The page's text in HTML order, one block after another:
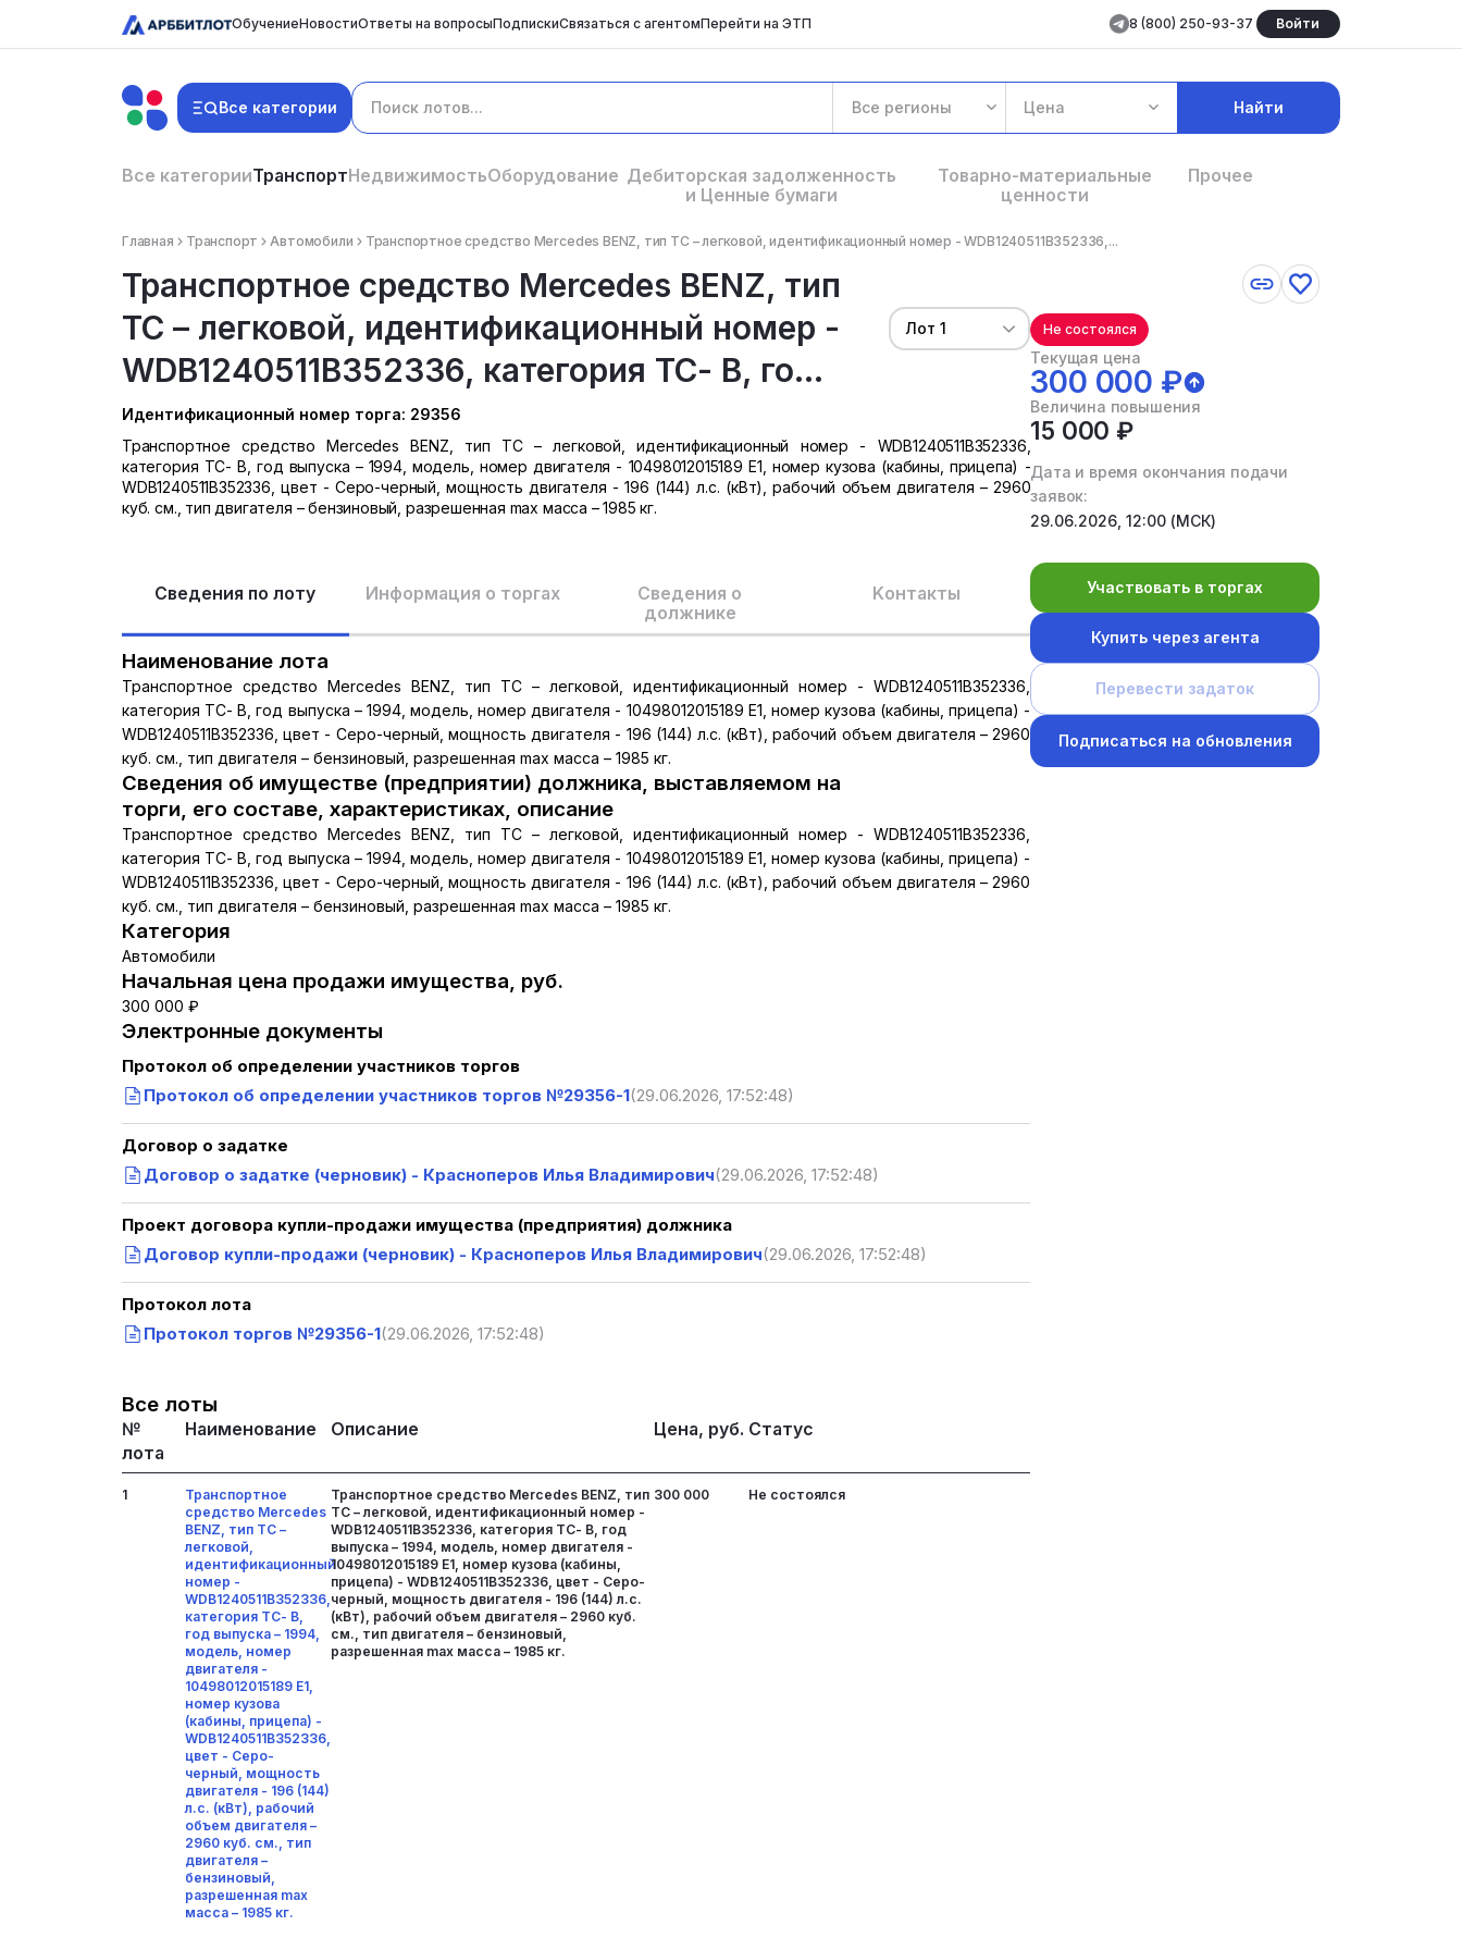
ОбучениеНовостиОтветы на вопросыПодпискиСвязаться с агентомПерейти на ЭТП 8 (800) 250-93-37 Войти
Все категории Все регионы Цена Найти
Все категорииТранспортНедвижимостьОборудование Дебиторская задолженность
и Ценные бумаги
Товарно-материальные
ценности
Прочее
Главная Транспорт Автомобили Транспортное средство Mercedes BENZ, тип ТС – легковой, идентификационный номер - WDB1240511B352336,...
Транспортное средство Mercedes BENZ, тип
ТС – легковой, идентификационный номер -
WDB1240511B352336, категория ТС- В, го...
Лот 1
Идентификационный номер торга: 29356
Транспортное средство Mercedes BENZ, тип ТС – легковой, идентификационный номер - WDB1240511B352336,
категория ТС- В, год выпуска – 1994, модель, номер двигателя - 10498012015189 Е1, номер кузова (кабины, прицепа) -
WDB1240511B352336, цвет - Серо-черный, мощность двигателя - 196 (144) л.с. (кВт), рабочий объем двигателя – 2960
куб. см., тип двигателя – бензиновый, разрешенная max масса – 1985 кг.
Сведения по лоту Информация о торгах
Сведения о
должнике
Kонтакты
Наименование лота
Транспортное средство Mercedes BENZ, тип ТС – легковой, идентификационный номер - WDB1240511B352336,
категория ТС- В, год выпуска – 1994, модель, номер двигателя - 10498012015189 Е1, номер кузова (кабины, прицепа) -
WDB1240511B352336, цвет - Серо-черный, мощность двигателя - 196 (144) л.с. (кВт), рабочий объем двигателя – 2960
куб. см., тип двигателя – бензиновый, разрешенная max масса – 1985 кг.
Сведения об имуществе (предприятии) должника, выставляемом на
торги, его составе, характеристиках, описание
Транспортное средство Mercedes BENZ, тип ТС – легковой, идентификационный номер - WDB1240511B352336,
категория ТС- В, год выпуска – 1994, модель, номер двигателя - 10498012015189 Е1, номер кузова (кабины, прицепа) -
WDB1240511B352336, цвет - Серо-черный, мощность двигателя - 196 (144) л.с. (кВт), рабочий объем двигателя – 2960
куб. см., тип двигателя – бензиновый, разрешенная max масса – 1985 кг.
Категория
Автомобили
Начальная цена продажи имущества, руб.
300 000 ₽
Электронные документы
Протокол об определении участников торгов
Протокол об определении участников торгов №29356-1(29.06.2026, 17:52:48)
Договор о задатке
Договор о задатке (черновик) - Красноперов Илья Владимирович(29.06.2026, 17:52:48)
Проект договора купли-продажи имущества (предприятия) должника
Договор купли-продажи (черновик) - Красноперов Илья Владимирович(29.06.2026, 17:52:48)
Протокол лота
Протокол торгов №29356-1(29.06.2026, 17:52:48)
Все лоты
№
лота
Наименование Описание Цена, руб. Статус
1
Транспортное
средство Mercedes
BENZ, тип ТС –
легковой,
идентификационный
номер -
WDB1240511B352336,
категория ТС- В,
год выпуска – 1994,
модель, номер
двигателя -
10498012015189 Е1,
номер кузова
(кабины, прицепа) -
WDB1240511B352336,
цвет - Серо-
черный, мощность
двигателя - 196 (144)
л.с. (кВт), рабочий
объем двигателя –
2960 куб. см., тип
двигателя –
бензиновый,
разрешенная max
масса – 1985 кг.
Транспортное средство Mercedes BENZ, тип
ТС – легковой, идентификационный номер -
WDB1240511B352336, категория ТС- В, год
выпуска – 1994, модель, номер двигателя -
10498012015189 Е1, номер кузова (кабины,
прицепа) - WDB1240511B352336, цвет - Серо-
черный, мощность двигателя - 196 (144) л.с.
(кВт), рабочий объем двигателя – 2960 куб.
см., тип двигателя – бензиновый,
разрешенная max масса – 1985 кг.
300 000 Не состоялся
Не состоялся
Текущая цена
300 000 ₽
Величина повышения
15 000 ₽
Дата и время окончания подачи
заявок:
29.06.2026, 12:00 (МСК)
Участвовать в торгах
Купить через агента
Перевести задаток
Подписаться на обновления